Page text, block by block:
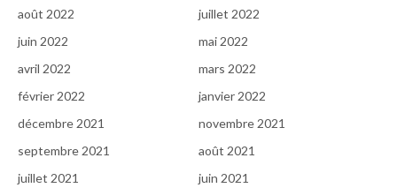
août 2022
juillet 2022
juin 2022
mai 2022
avril 2022
mars 2022
février 2022
janvier 2022
décembre 2021
novembre 2021
septembre 2021
août 2021
juillet 2021
juin 2021